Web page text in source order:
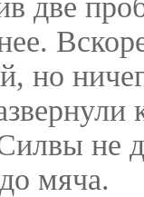
две
но
Силвы
мяча.